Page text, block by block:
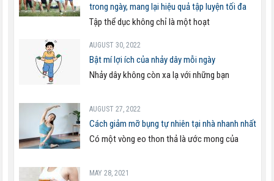
trong ngày, mang lại hiệu quả tập luyện tối đa
Tập thể dục không chỉ là một hoạt
AUGUST 30, 2022
Bật mí lợi ích của nhảy dây mỗi ngày
Nhảy dây không còn xa lạ với những bạn
AUGUST 27, 2022
Cách giảm mỡ bụng tự nhiên tại nhà nhanh nhất
Có một vòng eo thon thả là ước mong của
MAY 28, 2021